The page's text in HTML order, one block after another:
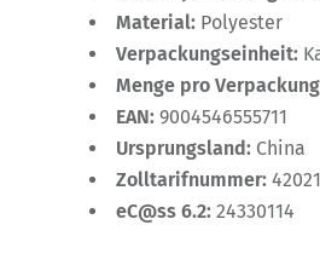
Material: Polyester
Verpackungseinheit:
Menge pro
EAN: 9004546555711
Ursprungsland: China
Zolltarifnummer:
eC@ss 6.2: 24330114